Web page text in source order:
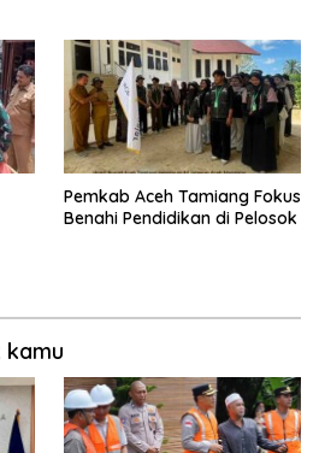
Pemkab Aceh Tamiang Fokus
Benahi Pendidikan di Pelosok
kamu